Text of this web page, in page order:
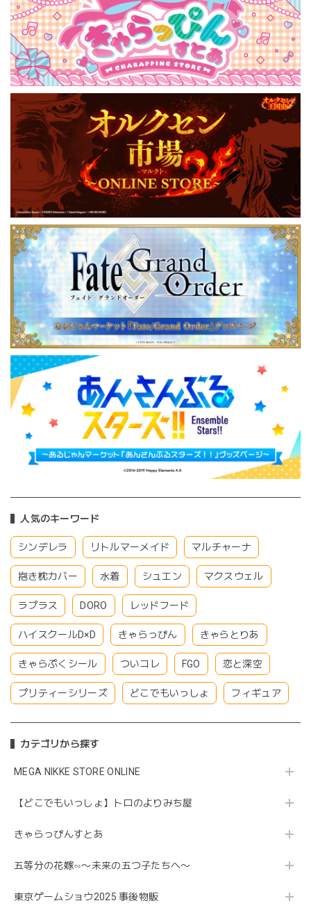
人気のキーワード
シンデレラ リトルマーメイド マルチャーナ
抱き枕カバー 水着 シュエン マクスウェル
ラプラス DORO レッドフード
ハイスクールD×D きゃらっぴん きゃらとりあ
きゃらぷくシール ついコレ FGO 恋と深空
プリティーシリーズ どこでもいっしょ フィギュア
カテゴリから探す
MEGA NIKKE STORE ONLINE
【どこでもいっしょ】トロのよりみち屋
きゃらっぴんすとあ
五等分の花嫁∽〜未来の五つ子たちへ〜
東京ゲームショウ2025 事後物販